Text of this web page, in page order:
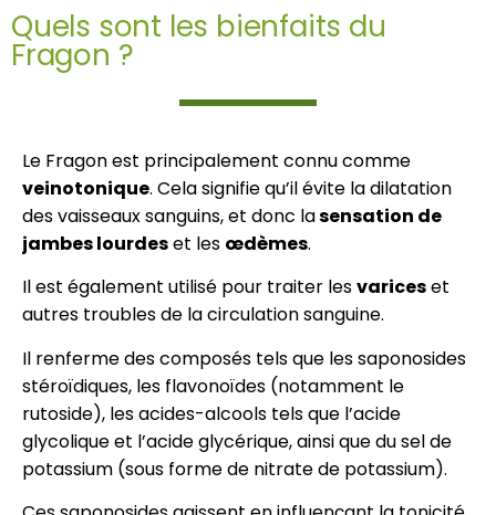
Quels sont les bienfaits du
Fragon ?
Le Fragon est principalement connu comme
veinotonique. Cela signifie qu’il évite la dilatation
des vaisseaux sanguins, et donc lasensation de
jambes lourdeset les œdèmes.
Il est également utilisé pour traiter lesvariceset
autres troubles de la circulation sanguine.
Il renferme des composés tels que les saponosides
stéroïdiques, les flavonoïdes (notamment le
rutoside), les acides-alcools tels que l’acide
glycolique et l’acide glycérique, ainsi que du sel de
potassium (sous forme de nitrate de potassium).